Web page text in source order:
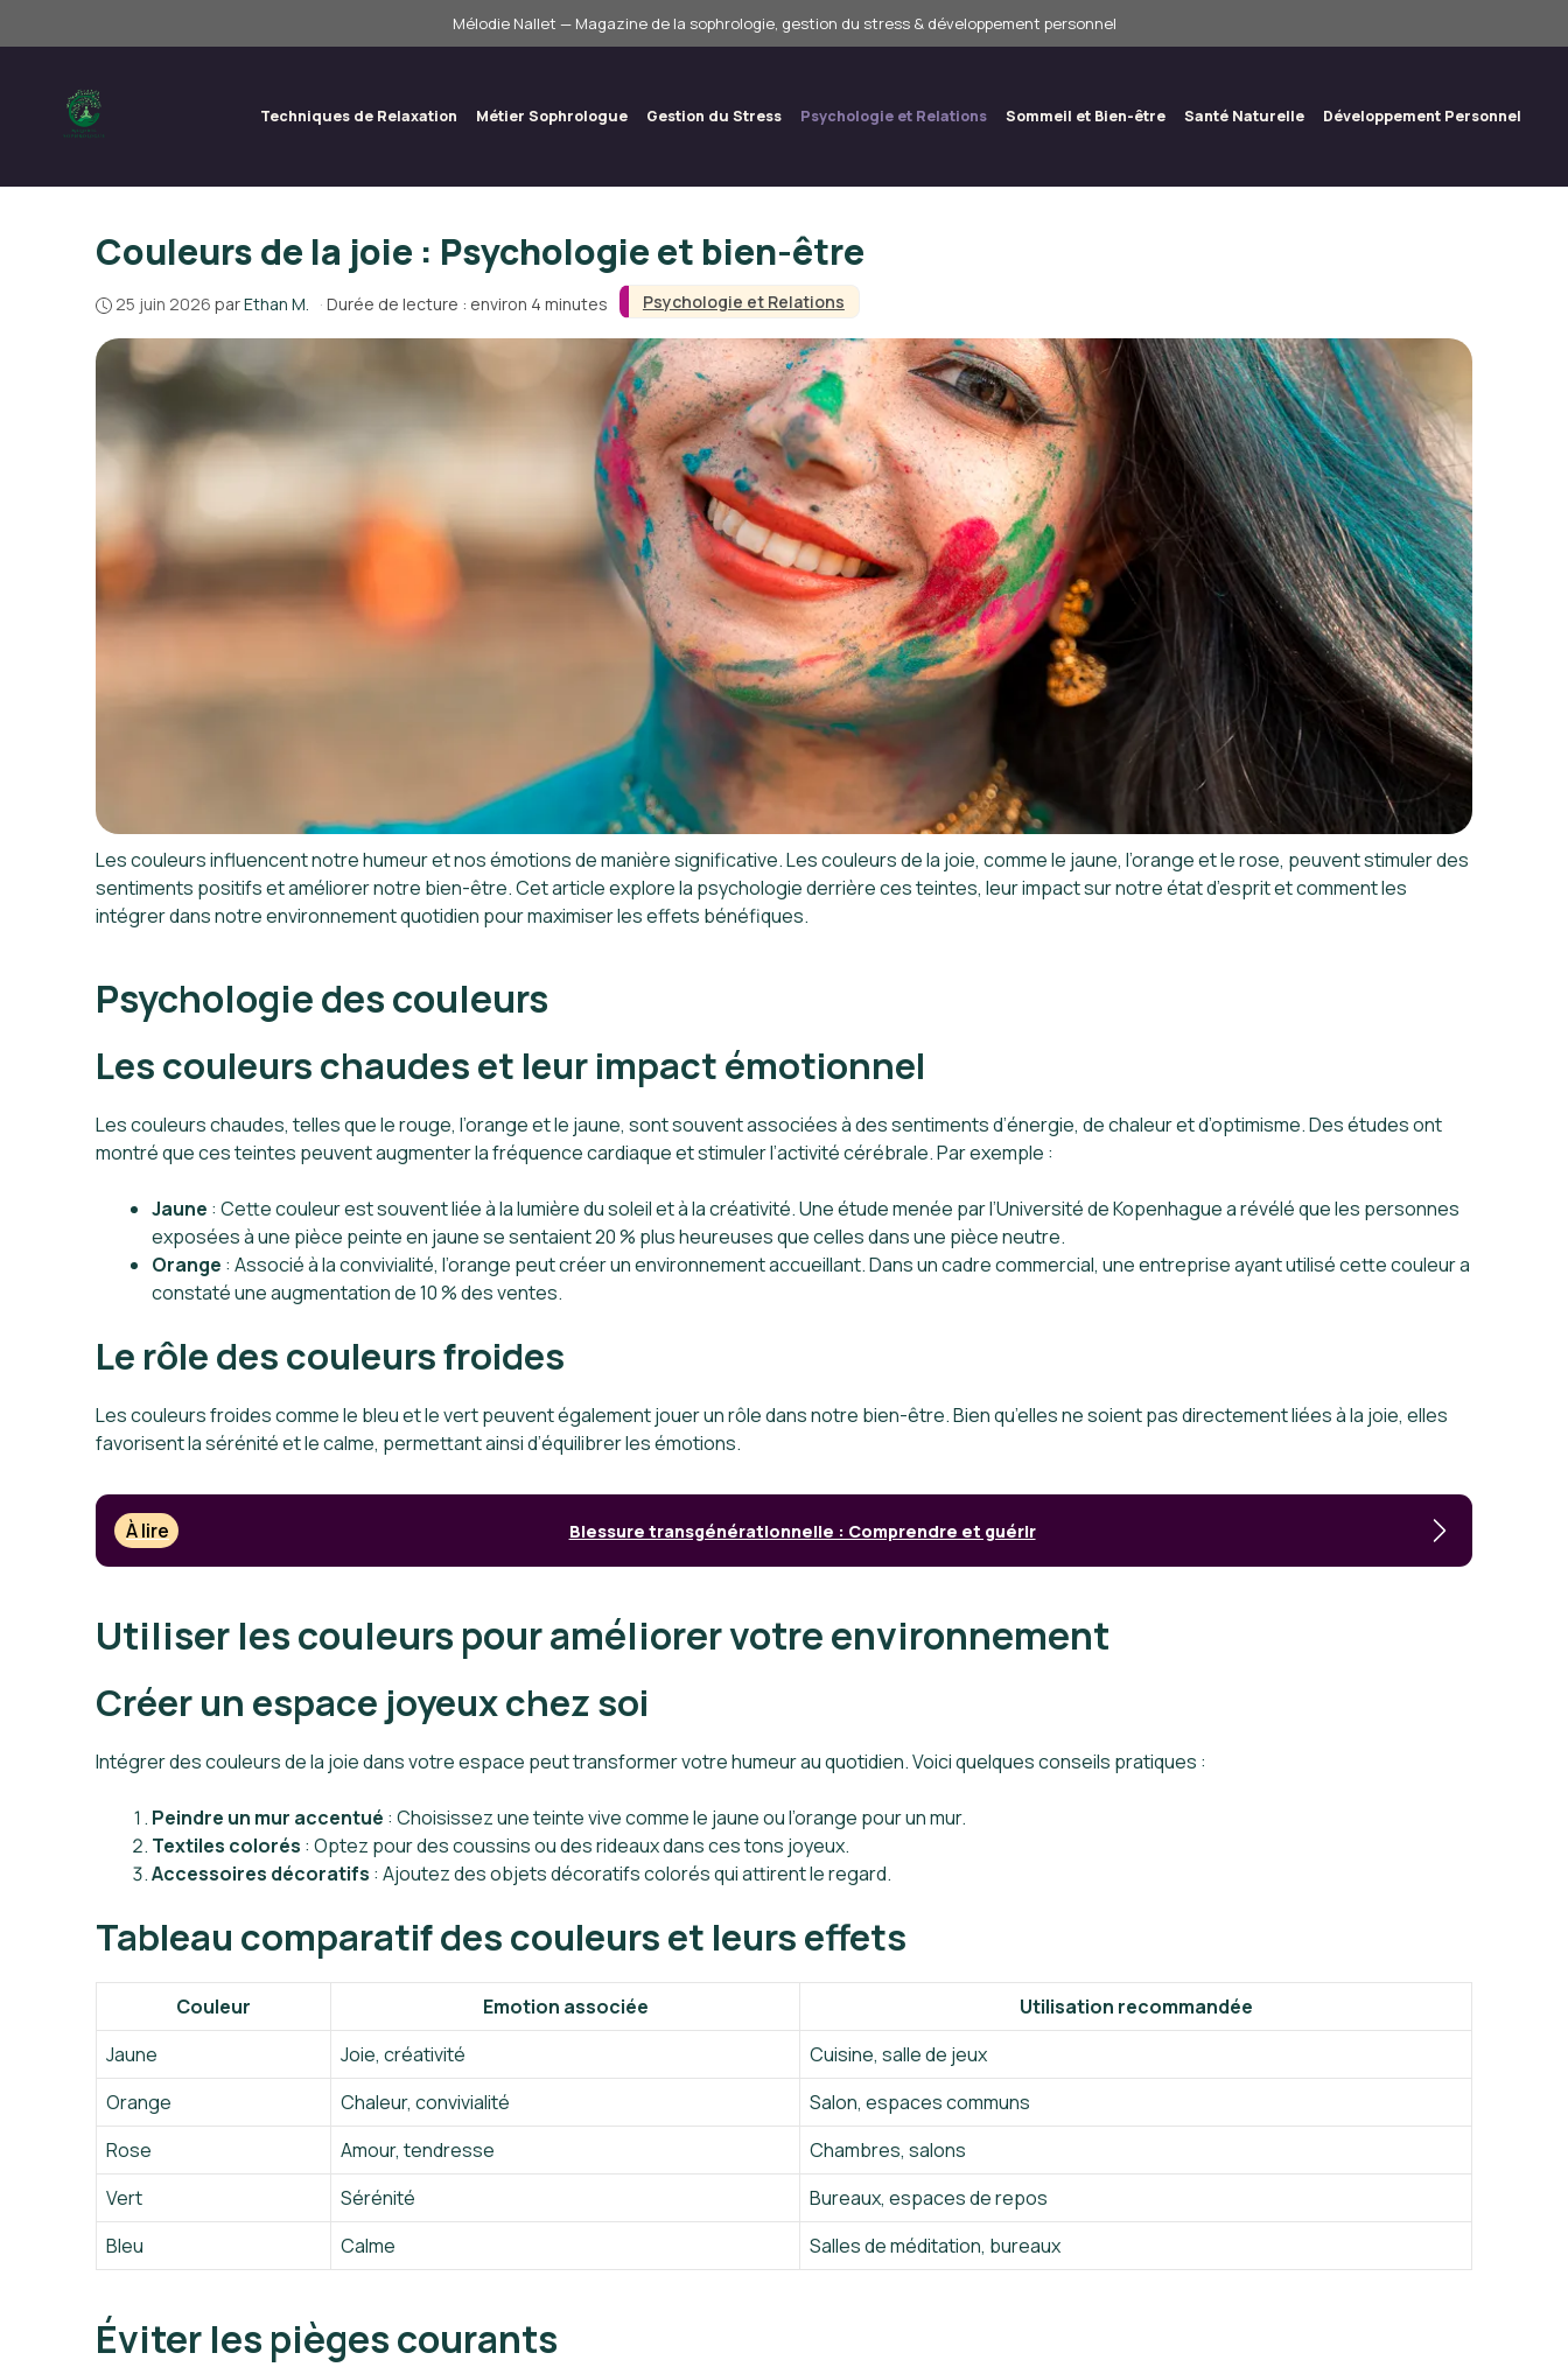
au
Mélodie Nallet — Magazine de la sophrologie, gestion du stress & développement personnel
Techniques de Relaxation Métier Sophrologue Gestion du Stress Psychologie et Relations Sommeil et Bien-être Santé Naturelle Développement Personnel
Psychologie et Relations
Couleurs de la joie : Psychologie et bien-être
25 juin 2026 parEthan M. · Durée de lecture : environ 4 minutes
Les couleurs influencent notre humeur et nos émotions de manière significative. Les couleurs de la joie, comme le jaune, l’orange et le rose, peuvent stimuler des
sentiments positifs et améliorer notre bien-être. Cet article explore la psychologie derrière ces teintes, leur impact sur notre état d’esprit et comment les
intégrer dans notre environnement quotidien pour maximiser les effets bénéfiques.
Psychologie des couleurs
Les couleurs chaudes et leur impact émotionnel
Les couleurs chaudes, telles que le rouge, l’orange et le jaune, sont souvent associées à des sentiments d’énergie, de chaleur et d’optimisme. Des études ont
montré que ces teintes peuvent augmenter la fréquence cardiaque et stimuler l’activité cérébrale. Par exemple :
Jaune : Cette couleur est souvent liée à la lumière du soleil et à la créativité. Une étude menée par l’Université de Kopenhague a révélé que les personnes
exposées à une pièce peinte en jaune se sentaient 20 % plus heureuses que celles dans une pièce neutre.
Orange : Associé à la convivialité, l’orange peut créer un environnement accueillant. Dans un cadre commercial, une entreprise ayant utilisé cette couleur a
constaté une augmentation de 10 % des ventes.
Le rôle des couleurs froides
Les couleurs froides comme le bleu et le vert peuvent également jouer un rôle dans notre bien-être. Bien qu’elles ne soient pas directement liées à la joie, elles
favorisent la sérénité et le calme, permettant ainsi d’équilibrer les émotions.
À lire Blessure transgénérationnelle : Comprendre et guérir
Utiliser les couleurs pour améliorer votre environnement
Créer un espace joyeux chez soi
Intégrer des couleurs de la joie dans votre espace peut transformer votre humeur au quotidien. Voici quelques conseils pratiques :
Peindre un mur accentué : Choisissez une teinte vive comme le jaune ou l’orange pour un mur.
Textiles colorés : Optez pour des coussins ou des rideaux dans ces tons joyeux.
Accessoires décoratifs : Ajoutez des objets décoratifs colorés qui attirent le regard.
Tableau comparatif des couleurs et leurs effets
Couleur Emotion associée
Utilisation recommandée
Jaune
Joie, créativité
Cuisine, salle de jeux
Orange
Chaleur, convivialité
Salon, espaces communs
Rose
Amour, tendresse
Chambres, salons
Vert
Sérénité
Bureaux, espaces de repos
Bleu
Calme Salles de méditation, bureaux
Éviter les pièges courants